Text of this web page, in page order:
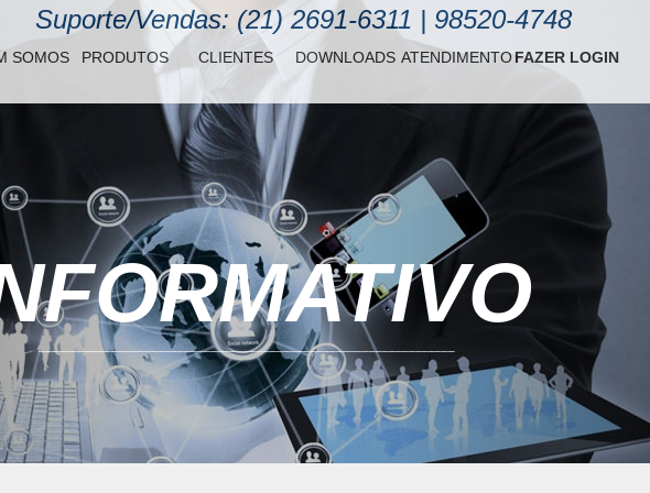
Suporte/Vendas: (21) 2691-6311 | 98520-4748
SOMOS PRODUTOS CLIENTES DOWNLOADS ATENDIMENTOFAZER LOGIN
_______________________________________________________________